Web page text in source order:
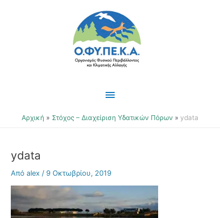
Κύριο
Μενού
Αρχική Στόχος – Διαχείριση Υδατικών Πόρων ydata
ydata
Απόalex/ 9 Οκτωβρίου, 2019